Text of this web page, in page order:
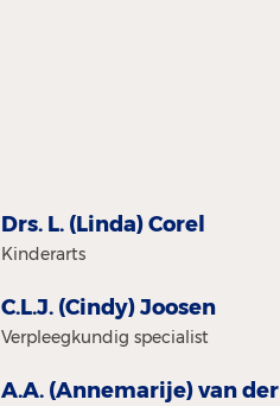
Drs. L. (Linda) Corel
Kinderarts
C.L.J. (Cindy) Joosen
Verpleegkundig specialist
A.A. (Annemarije) van der